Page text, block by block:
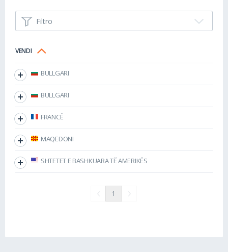
Filtro
VENDI
BULLGARI
BULLGARI
FRANCË
MAQEDONI
SHTETET E BASHKUARA TË AMERIKËS
1